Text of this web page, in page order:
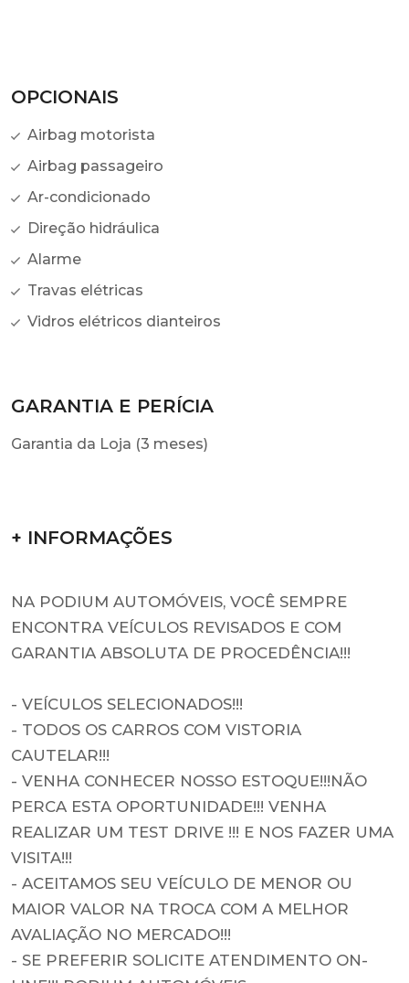
OPCIONAIS
Airbag motorista
Airbag passageiro
Ar-condicionado
Direção hidráulica
Alarme
Travas elétricas
Vidros elétricos dianteiros
GARANTIA E PERÍCIA
Garantia da Loja (3 meses)
+ INFORMAÇÕES
NA PODIUM AUTOMÓVEIS, VOCÊ SEMPRE
ENCONTRA VEÍCULOS REVISADOS E COM
GARANTIA ABSOLUTA DE PROCEDÊNCIA!!!
- VEÍCULOS SELECIONADOS!!!
- TODOS OS CARROS COM VISTORIA
CAUTELAR!!!
- VENHA CONHECER NOSSO ESTOQUE!!!NÃO
PERCA ESTA OPORTUNIDADE!!! VENHA
REALIZAR UM TEST DRIVE !!! E NOS FAZER UMA
VISITA!!!
- ACEITAMOS SEU VEÍCULO DE MENOR OU
MAIOR VALOR NA TROCA COM A MELHOR
AVALIAÇÃO NO MERCADO!!!
- SE PREFERIR SOLICITE ATENDIMENTO ON-